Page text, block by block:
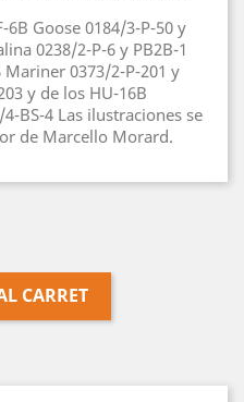
6B Goose 0184/3-P-50 y
0238/2-P-6 y PB2B-1
Mariner 0373/2-P-201 y
y de los HU-16B
BS-4 Las ilustraciones se
de Marcello Morard.
CARRET